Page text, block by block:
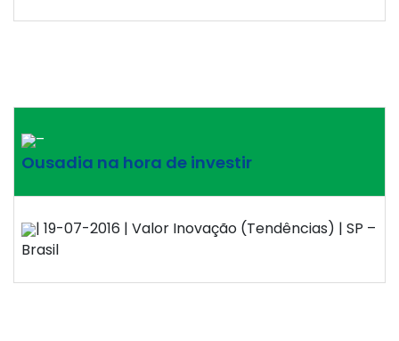
–
Ousadia na hora de investir
| 19-07-2016 | Valor Inovação (Tendências) | SP –
Brasil